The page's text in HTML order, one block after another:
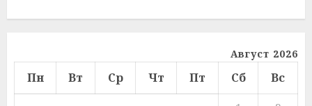
Август 2026
Пн Вт Ср Чт Пт Сб
Вс